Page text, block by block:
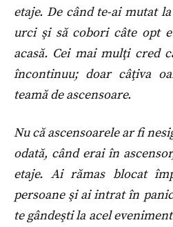
etaje. De când te-ai mutat
urci şi să cobori câte opt
acasă. Cei mai mulţi cred
încontinuu; doar câţiva
teamă de ascensoare.
Nu că ascensoarele ar fi
odată, când erai în
etaje. Ai rămas blocat
persoane şi ai intrat în
te gândeşti la acel